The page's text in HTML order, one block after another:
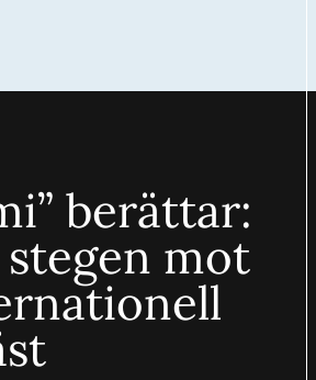
berättar:
mot